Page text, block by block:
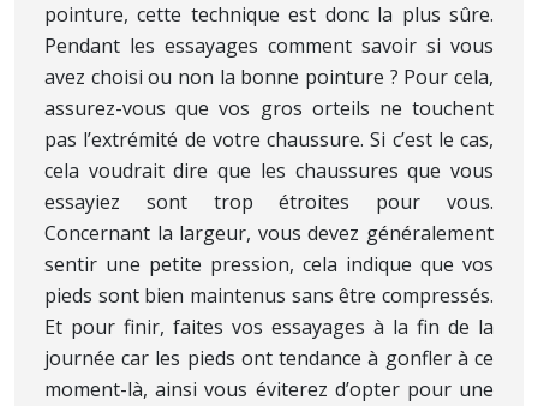
pointure, cette technique est donc la plus sûre.
Pendant les essayages comment savoir si vous
avez choisi ou non la bonne pointure ? Pour cela,
assurez-vous que vos gros orteils ne touchent
pas l’extrémité de votre chaussure. Si c’est le cas,
cela voudrait dire que les chaussures que vous
essayiez sont trop étroites pour vous.
Concernant la largeur, vous devez généralement
sentir une petite pression, cela indique que vos
pieds sont bien maintenus sans être compressés.
Et pour finir, faites vos essayages à la fin de la
journée car les pieds ont tendance à gonfler à ce
moment-là, ainsi vous éviterez d’opter pour une